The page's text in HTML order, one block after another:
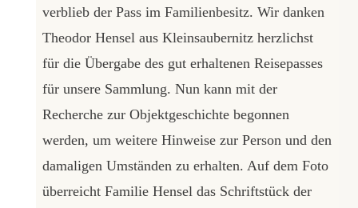
verblieb der Pass im Familienbesitz. Wir danken
Theodor Hensel aus Kleinsaubernitz herzlichst
für die Übergabe des gut erhaltenen Reisepasses
für unsere Sammlung. Nun kann mit der
Recherche zur Objektgeschichte begonnen
werden, um weitere Hinweise zur Person und den
damaligen Umständen zu erhalten. Auf dem Foto
überreicht Familie Hensel das Schriftstück der